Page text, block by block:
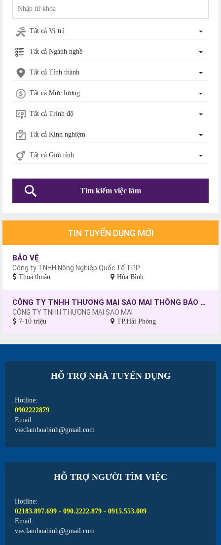
Tất cả Vị trí
Tất cả Ngành nghề
Tất cả Tỉnh thành
Tất cả Mức lương
Tất cả Trình độ
Tất cả Kinh nghiệm
Tất cả Giới tính
Tìm kiếm việc làm
TIN TUYỂN DỤNG MỚI
BẢO VỆ
Công ty TNHH Nông Nghiệp Quốc Tế TPP
Thoả thuận Hòa Bình
CÔNG TY TNHH THƯƠNG MẠI SAO MAI THÔNG BÁO TUYỂN DỤNG CÔNG NHÂN MAY, CHƯA CÓ TAY NGHỀ SẼ ĐƯỢC ĐÀO TẠO.
CÔNG TY TNHH THƯƠNG MẠI SAO MAI
7-10 triệu TP.Hải Phòng
HỖ TRỢ NHÀ TUYỂN DỤNG
Hotline:
0902222879
Email:
vieclamhoabinh@gmail.com
HỖ TRỢ NGƯỜI TÌM VIỆC
Hotline:
02183.897.699 - 090.2222.879 - 0915.553.009
Email:
vieclamhoabinh@gmail.com